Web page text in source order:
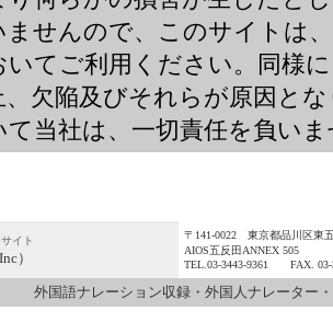
ませんので、このサイトは
いてご利用ください。同様
、欠陥及びそれらが原因と
て当社は、一切責任を負い
イト
）
〒141-0022 東京都品川区東
AIOS五反田ANNEX 505
TEL.03-3443-9361 FAX. 03-
外国語ナレーション収録・外国人ナレーター